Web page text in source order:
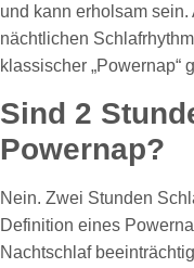
und kann erholsam
nächtlichen
klassischer „Powernap“
Sind 2
Powernap?
Nein. Zwei Stunden
Definition eines
Nachtschlaf